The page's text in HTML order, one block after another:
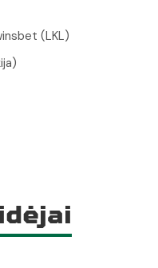
(LKL)